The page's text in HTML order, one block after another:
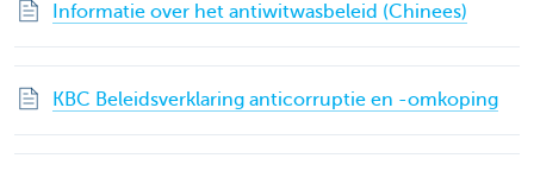
Informatie over het antiwitwasbeleid (Chinees)
KBC Beleidsverklaring anticorruptie en -omkoping